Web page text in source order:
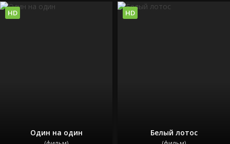
Один на один
HD
Белый лотос
HD